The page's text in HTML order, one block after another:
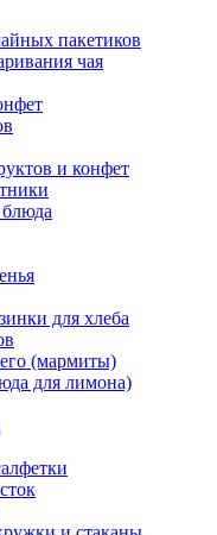
пакетиков
чая
и конфет
для хлеба
(мармиты)
для лимона)